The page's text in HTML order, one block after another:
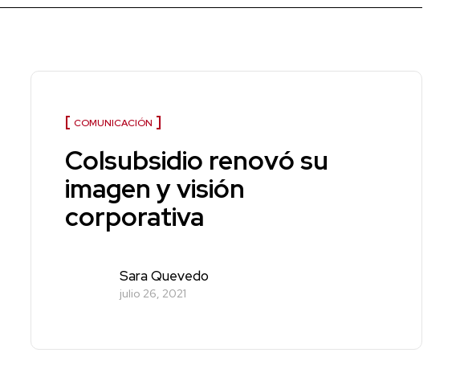
COMUNICACIÓN
Colsubsidio renovó su
imagen y visión
corporativa
Sara Quevedo
julio 26, 2021